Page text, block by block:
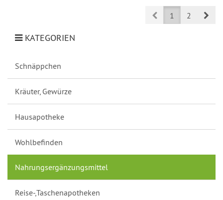
Prev1 2
KATEGORIEN
Schnäppchen
Kräuter, Gewürze
Hausapotheke
Wohlbefinden
Nahrungsergänzungsmittel
Reise-,Taschenapotheken